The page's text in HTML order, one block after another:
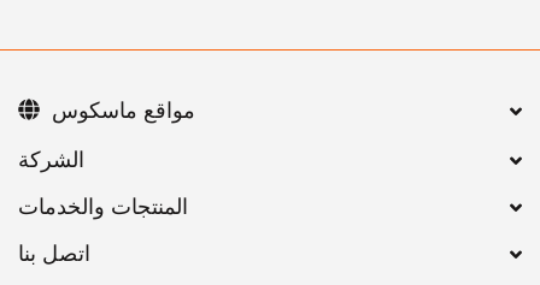
اتصل بنا
مواقع ماسكوس